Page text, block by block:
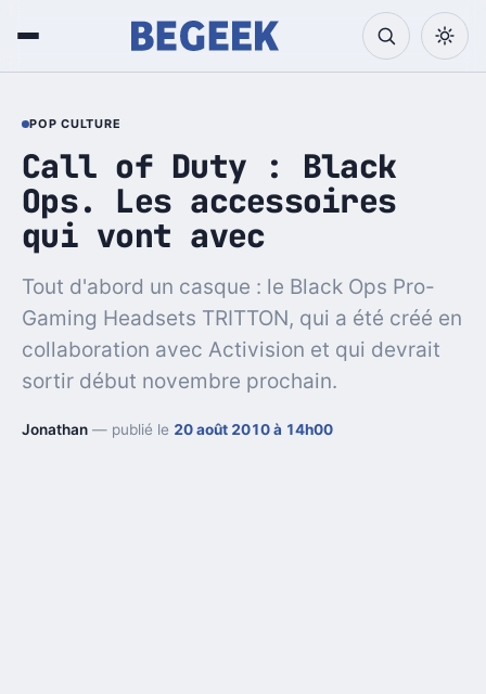
POP CULTURE
Call of Duty : Black
Ops. Les accessoires
qui vont avec
Tout d'abord un casque : le Black Ops Pro-
Gaming Headsets TRITTON, qui a été créé en
collaboration avec Activision et qui devrait
sortir début novembre prochain.
Jonathan — publié le 20 août 2010 à 14h00